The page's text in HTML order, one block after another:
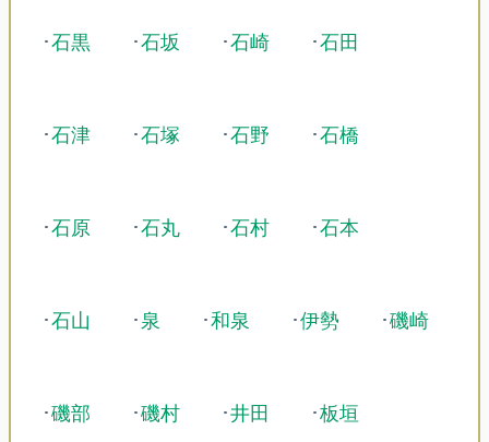
･石黒 ･石坂 ･石崎 ･石田
･石津 ･石塚 ･石野 ･石橋
･石原 ･石丸 ･石村 ･石本
･石山 ･泉 ･和泉 ･伊勢 ･磯崎
･磯部 ･磯村 ･井田 ･板垣